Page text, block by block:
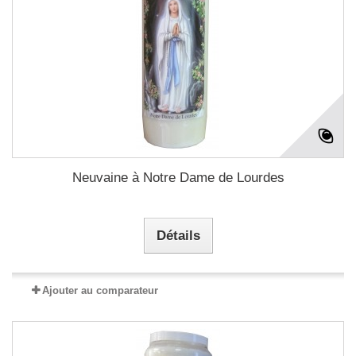
Neuvaine à Notre Dame de Lourdes
Détails
Ajouter au comparateur